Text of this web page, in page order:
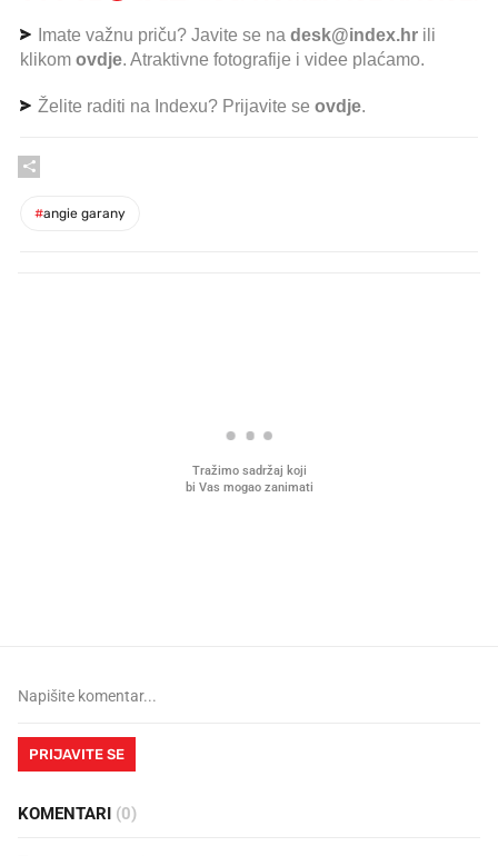
Imate važnu priču? Javite se na desk@index.hr ili
klikom ovdje. Atraktivne fotografije i videe plaćamo.
Želite raditi na Indexu? Prijavite se ovdje.
#angie garany
PRIJAVITE SE
KOMENTARI (0)